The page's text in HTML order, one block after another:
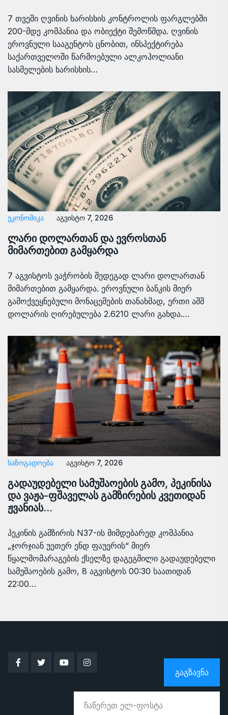
7 თვეში ღვინის ხარისხის კონტროლის ფარგლებში
200-მდე კომპანია და ობიექტი შემოწმდა. ღვინის
ეროვნული სააგენტოს ცნობით, ინსპექტირება
საქართველოში წარმოებული ალკოჰოლიანი
სასმელების ხარისხის…
ᲔᲙᲝᲜᲝᲛᲘᲙᲐ აგვისტო 7, 2026
ლარი დოლართან და ევროსთან
მიმართებით გამყარდა
7 აგვისტოს ვაჭრობის შედეგად ლარი დოლართან
მიმართებით გამყარდა. ეროვნული ბანკის მიერ
გამოქვეყნებული მონაცემების თანახმად, ერთი აშშ
დოლარის ღირებულება 2.6210 ლარი გახდა.…
ᲡᲐᲖᲝᲒᲐᲓᲝᲔᲑᲐ აგვისტო 7, 2026
გადაუდებელი სამუშაოების გამო, პეკინისა
და ვაჟა-ფშაველას გამზირების კვეთიდან
ჟვანიას…
პეკინის გამზირის N37-ის მიმდებარედ კომპანია
„ჯორჯიან უეთერ ენდ ფაუერის“ მიერ
წყალმომარაგების ქსელზე დაგეგმილი გადაუდებელი
სამუშაოების გამო, 8 აგვისტოს 00:30 საათიდან
22:00…
ᲒᲐᲒᲖᲐᲕᲜᲐ